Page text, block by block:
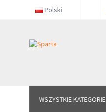
Polski
WSZYSTKIE KATEGORIE
WSZYSTKIE KATEGORIE